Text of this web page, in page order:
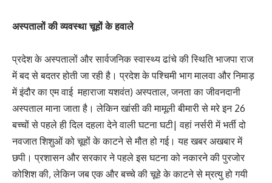
अस्पतालों की व्यवस्था चूहों के हवाले
प्रदेश के अस्पतालों और सार्वजनिक स्वास्थ्य ढांचे की स्थिति भाजपा राज
में बद से बदतर होती जा रही है। प्रदेश के पश्चिमी भाग मालवा और निमाड़
में इंदौर का एम वाई महाराजा यशवंत) अस्पताल, जनता का जीवनदानी
अस्पताल माना जाता है। लेकिन खांसी की मामूली बीमारी से मरे इन 26
बच्चों से पहले ही दिल दहला देने वाली घटना घटी| वहां नर्सरी में भर्ती दो
नवजात शिशुओं को चूहों के काटने से मौत हो गई। यह खबर अखबार में
छपी। प्रशासन और सरकार ने पहले इस घटना को नकारने की पुरजोर
कोशिश की, लेकिन जब एक और बच्चे की चूहे के काटने से म्रत्यु हो गयी